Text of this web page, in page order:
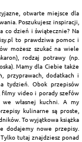
otwarte miejsce dla
Poszukujesz inspiracji,
co dzień i świątecznie? Na
to prawdziwa pomoc i
możesz szukać na wiele
rodzaj potrawy (np.
Mamy dla Ciebie także
przyprawach, dodatkach i
tydzień. Obok przepisów
filmy video i porady szefów
we własnej kuchni. A my
kulinarne są proste,
To wyjątkowa książka
dodajemy nowe przepisy.
tutaj znajdziesz ponad